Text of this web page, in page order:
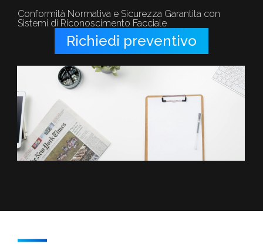
Conformità Normativa e Sicurezza Garantita con
Sistemi di Riconoscimento Facciale
Richiedi preventivo